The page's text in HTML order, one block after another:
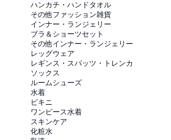
ハンカチ・ハンドタオル
その他ファッション雑貨
インナー・ランジェリー
ブラ＆ショーツセット
その他インナー・ランジェリー
レッグウェア
レギンス・スパッツ・トレンカ
ソックス
ルームシューズ
水着
ビキニ
ワンピース水着
スキンケア
化粧水